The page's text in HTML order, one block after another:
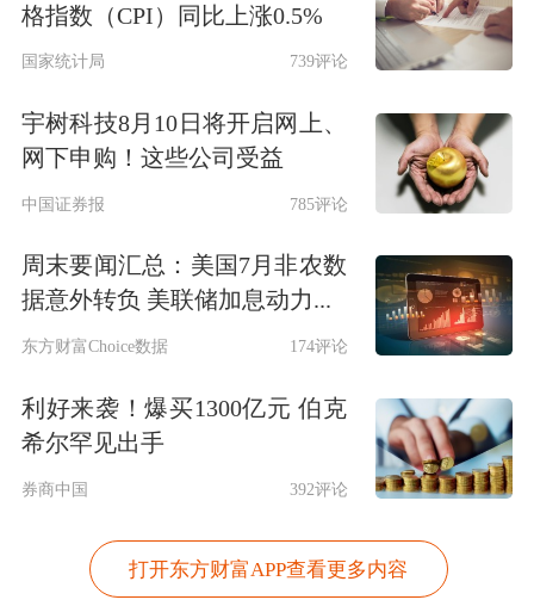
动汽车、智能电网、微电网、分布式能
源系统、家庭储能系统、无电地区供电
工程以及未来能源安全方面都将发挥巨
大作用。
事实上，业内对于新能源转型有着较高
呼声，但同时，多家公司也提到要发展
新能源离不开储能行业的发展和大规模
应用。 宁德时代董事长曾毓群曾呼
吁“助力碳达峰、碳中和，新能源+储能
大有作为”。他表示，电化学储能大规
模商业化应用，离不开储能政策和市场
环境的改善。但就实践情况来看，还存
格指数（CPI）同比上涨0.5%
国家统计局 739评论
宇树科技8月10日将开启网上、
网下申购！这些公司受益
中国证券报 785评论
周末要闻汇总：美国7月非农数
据意外转负 美联储加息动力...
东方财富Choice数据 174评论
利好来袭！爆买1300亿元 伯克
希尔罕见出手
券商中国 392评论
打开东方财富APP查看更多内容